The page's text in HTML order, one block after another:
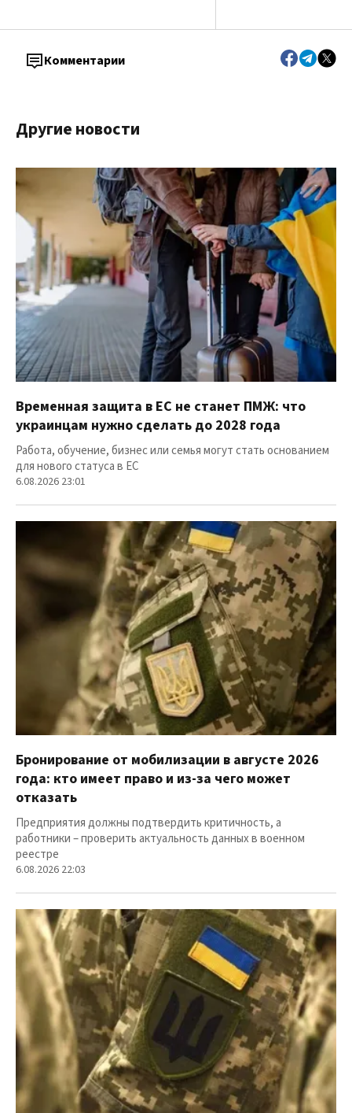
Комментарии
Другие новости
Временная защита в ЕС не станет ПМЖ: что
украинцам нужно сделать до 2028 года
Работа, обучение, бизнес или семья могут стать основанием
для нового статуса в ЕС
6.08.2026 23:01
Бронирование от мобилизации в августе 2026
года: кто имеет право и из-за чего может
отказать
Предприятия должны подтвердить критичность, а
работники – проверить актуальность данных в военном
реестре
6.08.2026 22:03